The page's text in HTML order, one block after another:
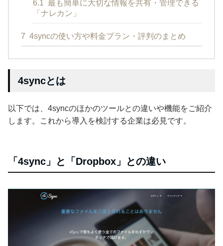
6.1 最も簡単に大切な情報を共有・管理できる
「ナレカン」
7 4syncの使い方や料金プラン・評判のまとめ
4syncとは
以下では、4syncのほかのツールとの違いや機能をご紹介
します。これから導入を検討する企業は必見です。
「4sync」と「Dropbox」との違い